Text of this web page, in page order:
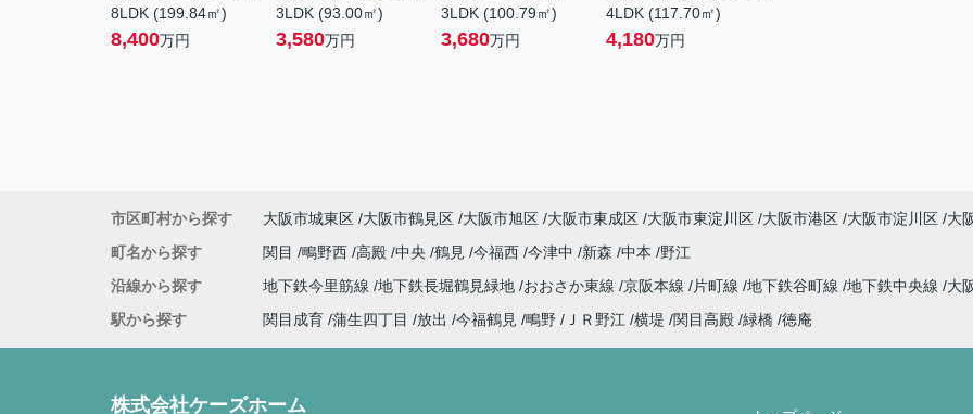
8LDK (199.84㎡)
8,400万円
3LDK (93.00㎡)
3,580万円
3LDK (100.79㎡)
3,680万円
4LDK (117.70㎡)
4,180万円
市区町村から探す 大阪市城東区 大阪市鶴見区 大阪市旭区 大阪市東成区 大阪市東淀川区 大阪市港区 大阪市淀川区 大
町名から探す
関目 鴫野西 高殿 中央 鶴見 今福西 今津中 新森 中本
野江
沿線から探す
地下鉄今里筋線 地下鉄長堀鶴見緑地 おおさか東線 京阪本線 片町線 地下鉄谷町線 地下鉄中央線
大
駅から探す
関目成育 蒲生四丁目 放出 今福鶴見 鴫野 ＪＲ野江 横堤 関目高殿 緑橋 徳庵
株式会社ケーズホーム